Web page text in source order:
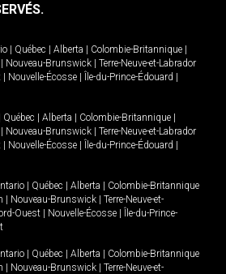
| Québec | Alberta | Colombie-Britannique |
| Nouveau-Brunswick | Terre-Neuve-et-Labrador
| Nouvelle-Écosse | Île-du-Prince-Édouard |
Québec | Alberta | Colombie-Britannique |
| Nouveau-Brunswick | Terre-Neuve-et-Labrador
| Nouvelle-Écosse | Île-du-Prince-Édouard |
| Québec | Alberta | Colombie-Britannique
| Nouveau-Brunswick | Terre-Neuve-et-
Ouest | Nouvelle-Écosse | Île-du-Prince-
| Québec | Alberta | Colombie-Britannique
| Nouveau-Brunswick | Terre-Neuve-et-